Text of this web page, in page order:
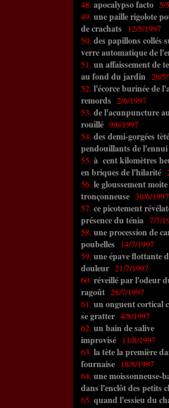
48. apocalypso facto 5/
49. une paille rigolote
de crachats 12/5/1997
50. des papillons collés
verre automatique de
51. un affaissement de
au fond du jardin 26/
52. l'écorce burinée de
remords 2/6/1997
53. de l'acunpuncture
rouillé 9/6/1997
54. des demi-gorgées
pendouillants de l'ennui
55. à cent kilomètres
en briques de l'hilarité
56. le gloussement
tronçonneuse 30/6/1997
57. ce picotement
présence du ténia 7/7/
58. une procession de
poubelles 14/7/1997
59. une épave flottante
douleur 21/7/1997
60. réveillé par l'odeur
ragoût 28/7/1997
61. un onguent cortical
se gratter 4/8/1997
62. un bain de salive
improvisé 11/8/1997
63. la tète la première
fournaise 18/8/1997
64. une moissonneuse-
dans l'enclôt des petits
65. quand l'essieu du